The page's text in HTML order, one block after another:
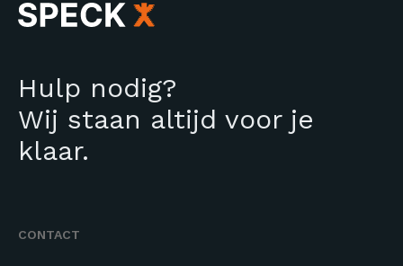
Hulp nodig?
Wij staan altijd voor je
klaar.
CONTACT